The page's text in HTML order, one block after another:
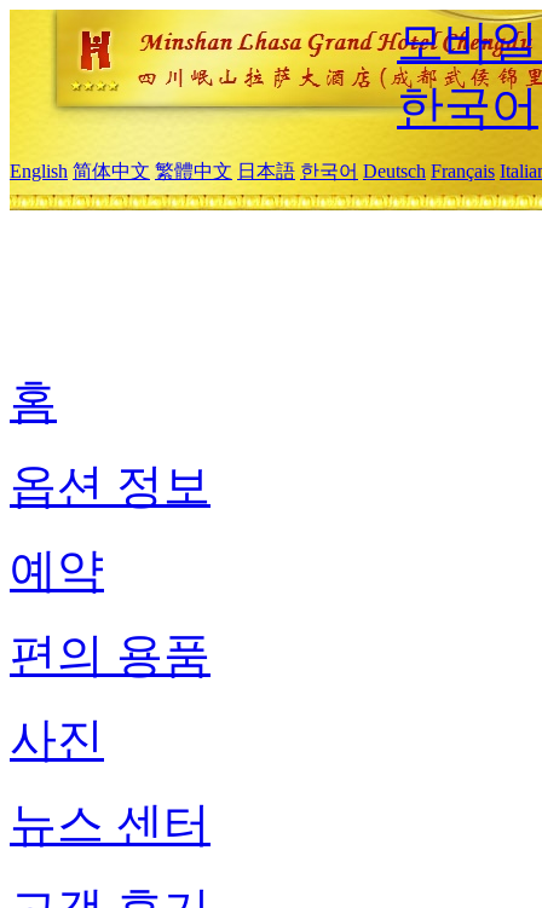
모바
한국어
English 简体中文 繁體中文 日本語 한국어 Deutsch Français
홈
옵션 정보
예약
편의 용품
사진
뉴스 센터